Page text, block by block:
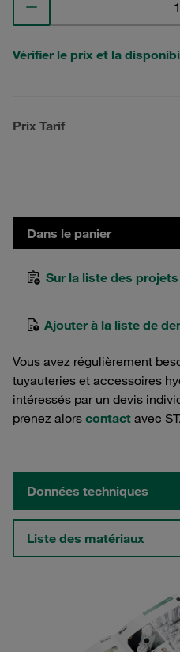
Vérifier le prix et la
Prix Tarif
Dans le panier
Sur la liste des projets
Ajouter à la liste de
Vous avez régulièrement
tuyauteries et accessoires
intéressés par un devis
prenez alors contact avec
Données techniques
Liste des matériaux